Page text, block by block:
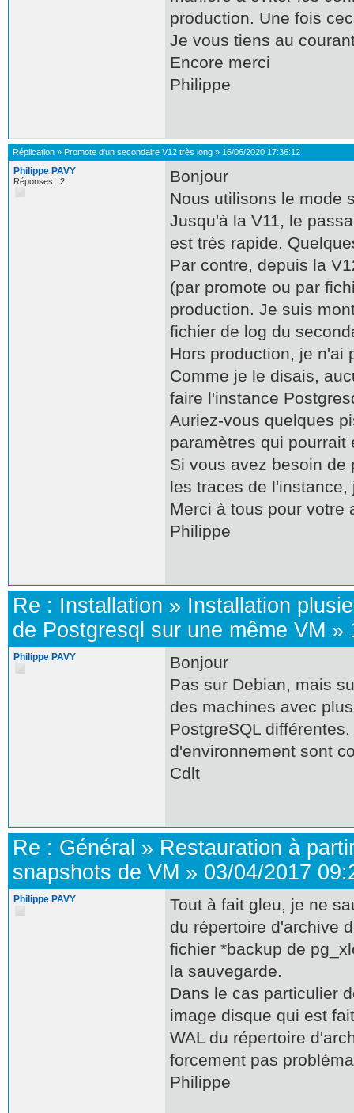
production. Une fois
Je vous tiens au
Encore merci
Philippe
Réplication » Promote d'un secondaire V12 très long » 16/06/2020 17:36:12
Philippe PAVY
Réponses : 2
Bonjour
Nous utilisons le mode
Jusqu'à la V11, le
est très rapide.
Par contre, depuis la
(par promote ou par
production. Je suis
fichier de log du
Hors production, je n'ai
Comme je le disais,
faire l'instance
Auriez-vous quelques
paramètres qui pourrait
Si vous avez besoin de
les traces de
Merci à tous pour votre
Philippe
Re : Installation » Installation
de Postgresql sur une même VM »
Philippe PAVY
Bonjour
Pas sur Debian, mais
des machines avec
PostgreSQL
d'environnement sont
Cdlt
Re : Général » Restauration à
snapshots de VM » 03/04/2017
Philippe PAVY
Tout à fait gleu, je ne
du répertoire d'archive
fichier *backup de
la sauvegarde.
Dans le cas particulier
image disque qui est
WAL du répertoire
forcement pas
Philippe